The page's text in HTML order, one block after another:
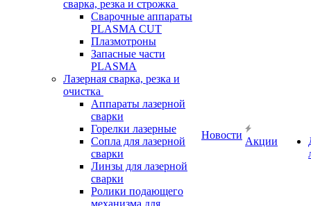
сварка, резка и строжка
Сварочные аппараты
PLASMA CUT
Плазмотроны
Запасные части
PLASMA
Лазерная сварка, резка и
очистка
Аппараты лазерной
сварки
Горелки лазерные
Сопла для лазерной
сварки
Линзы для лазерной
сварки
Ролики подающего
механизма для
Новости
Акции